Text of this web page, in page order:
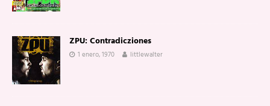
ZPU: Contradicziones
1 enero, 1970 littlewalter